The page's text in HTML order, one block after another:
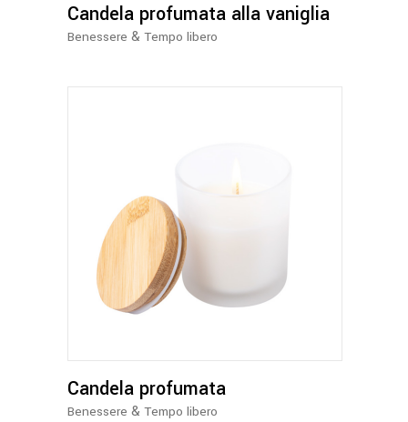
possono
essere
Candela profumata alla vaniglia
Benessere & Tempo libero
Candela profumata
Benessere & Tempo libero